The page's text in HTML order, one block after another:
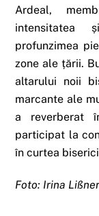
Ardeal,
intensitatea
profunzimea
zone ale țării.
altarului noii
marcante ale
a reverberat
participat la
în curtea
Foto: Irina Lißner